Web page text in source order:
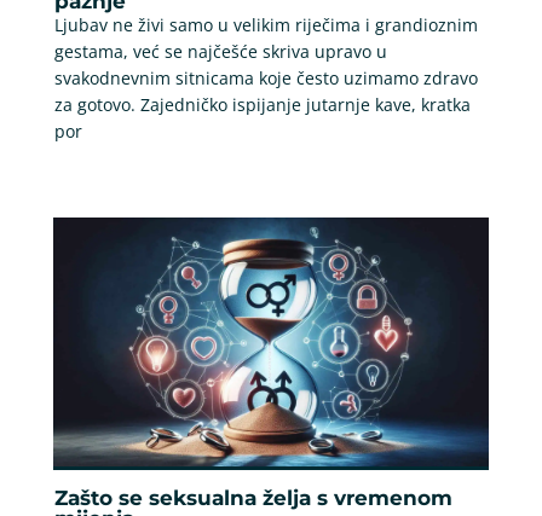
Ljubav ne živi samo u velikim riječima i grandioznim
gestama, već se najčešće skriva upravo u
svakodnevnim sitnicama koje često uzimamo zdravo
za gotovo. Zajedničko ispijanje jutarnje kave, kratka
por
Zašto se seksualna želja s vremenom